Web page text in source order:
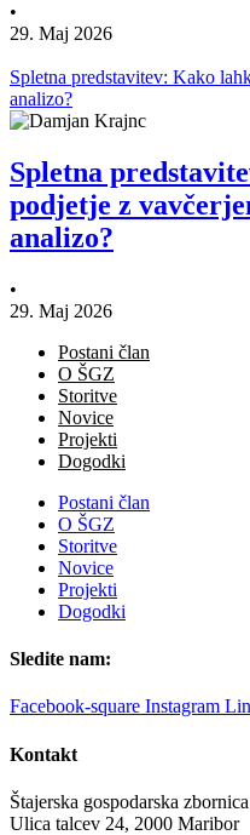
•
29. Maj 2026
Spletna predstavitev: Kako
analizo?
Spletna
podjetje z
analizo?
•
29. Maj 2026
Postani član
O ŠGZ
Storitve
Novice
Projekti
Dogodki
Postani član
O ŠGZ
Storitve
Novice
Projekti
Dogodki
Sledite nam:
Facebook-square Instagram
Kontakt
Štajerska gospodarska zbornica
Ulica talcev 24, 2000 Maribor